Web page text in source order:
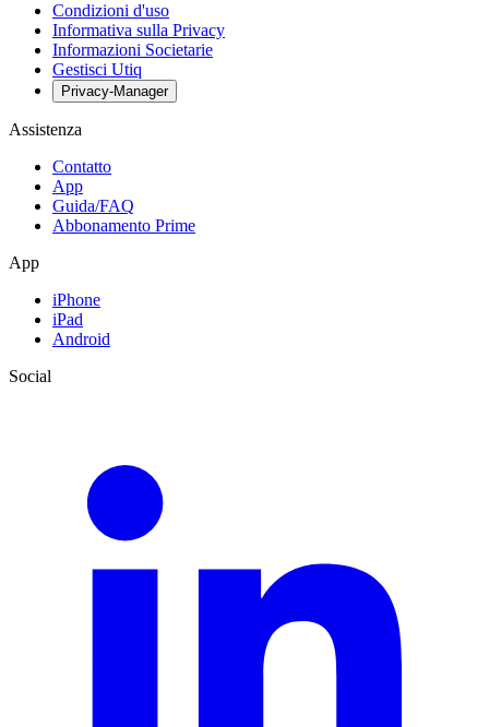
Condizioni d'uso
Informativa sulla Privacy
Informazioni Societarie
Gestisci Utiq
Privacy-Manager
Assistenza
Contatto
App
Guida/FAQ
Abbonamento Prime
App
iPhone
iPad
Android
Social